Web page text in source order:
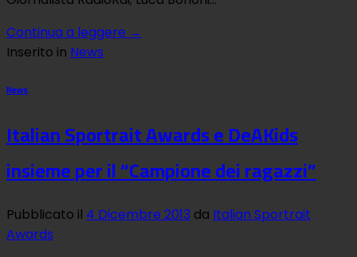
Continua a leggere →
Inserito in News
News
Italian Sportrait Awards e DeAKids
insieme per il “Campione dei ragazzi”
Pubblicato il 4 Dicembre 2013 da Italian Sportrait
Awards